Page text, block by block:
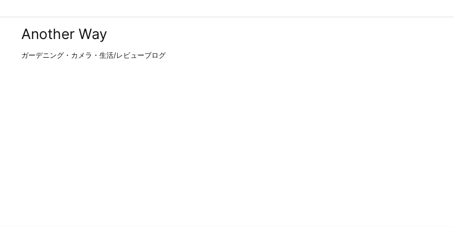
Another Way
ガーデニング・カメラ・生活/レビューブログ